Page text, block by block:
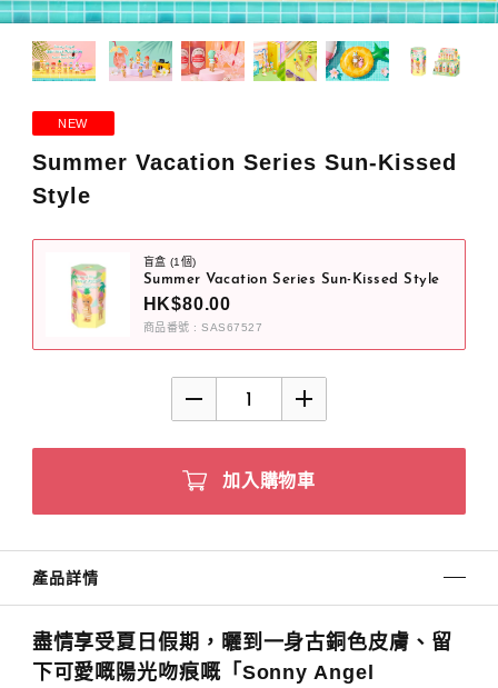
NEW
Summer Vacation Series Sun-Kissed
Style
盲盒 (1個)
Summer Vacation Series Sun-Kissed Style
HK$80.00
商品番號 : SAS67527
加入購物車
產品詳情
盡情享受夏日假期，曬到一身古銅色皮膚、留
下可愛嘅陽光吻痕嘅「Sonny Angel